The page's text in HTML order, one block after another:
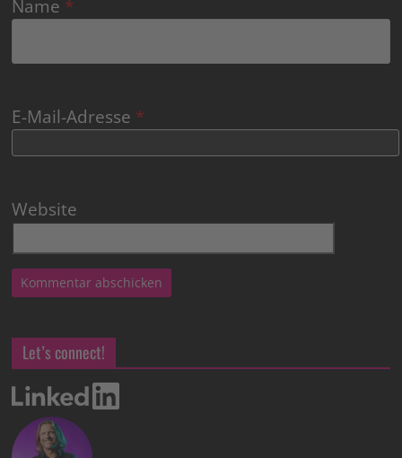
Name *
E-Mail-Adresse *
Website
Let’s connect!